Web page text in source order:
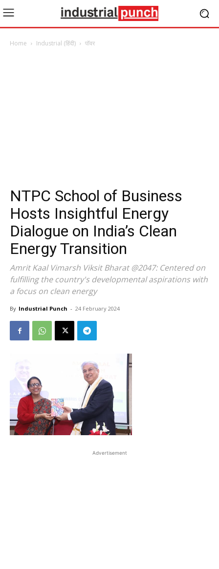
Home Industrial (हिंदी) पॉवर
NTPC School of Business
Hosts Insightful Energy
Dialogue on India’s Clean
Energy Transition
Amrit Kaal Vimarsh Viksit Bharat @2047: Centered on
fulfilling the country's developmental aspirations with
a focus on clean energy
By Industrial Punch - 24 February 2024
Advertisement